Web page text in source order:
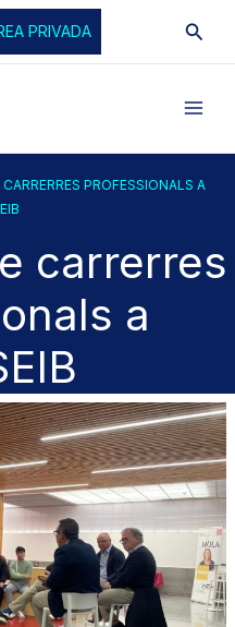
PRIVADA
PROFESSIONALS A
carrerres
a